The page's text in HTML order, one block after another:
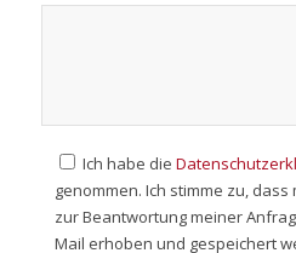
Ich habe die
genommen. Ich stimme zu,
zur Beantwortung meiner
Mail erhoben und gespeichert